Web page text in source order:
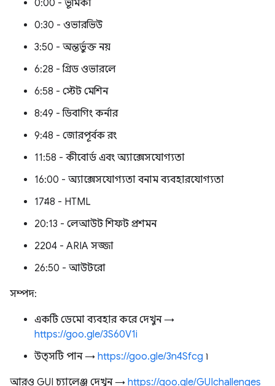
0:00 - ভূমিকা
0:30 - ওভারভিউ
3:50 - অন্তর্ভুক্ত নয়
6:28 - গ্রিড ওভারলে
6:58 - স্টেট মেশিন
8:49 - ডিবাগিং কর্নার
9:48 - জোরপূর্বক রং
11:58 - কীবোর্ড এবং অ্যাক্সেসযোগ্যতা
16:00 - অ্যাক্সেসযোগ্যতা বনাম ব্যবহারযোগ্যতা
17:48 - HTML
20:13 - লেআউট শিফট প্রশমন
22:04 - ARIA সজ্জা
26:50 - আউটরো
সম্পদ:
একটি ডেমো ব্যবহার করে দেখুন →
https://goo.gle/3S60V1i
উত্সটি পান → https://goo.gle/3n4Sfcg ৷
আরও GUI চ্যালেঞ্জ দেখুন → https://goo.gle/GUIchallenges